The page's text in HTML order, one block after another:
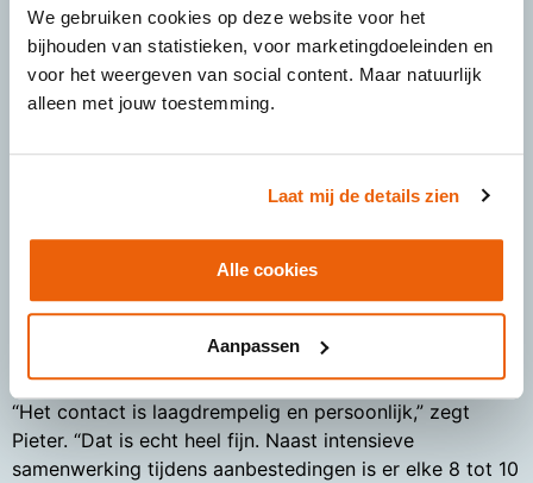
We gebruiken cookies op deze website voor het
bijhouden van statistieken, voor marketingdoeleinden en
voor het weergeven van social content. Maar natuurlijk
alleen met jouw toestemming.
Laat mij de details zien
Alle cookies
Aanpassen
Na EU-301 volgde EU-338: voor SPIE de belangrijkste
raamovereenkomst binnen de business unit. Momenteel
wordt uitgekeken naar de opvolger: EU-401. Het
behoud van de huidige toppositie vraagt om blijvende
scherpte. Juist in trajecten van deze omvang en
strategische waarde is een goed op elkaar ingespeelde
organisatie. En jullie begrijpen TenneT ook.” Inmiddels
sprake van een vast team: projectleider Joop de Haan
en planschrijver Nina Rens zijn nu structureel betrokken
“Het contact is laagdrempelig en persoonlijk,” zegt
Pieter. “Dat is echt heel fijn. Naast intensieve
samenwerking tijdens aanbestedingen is er elke 8 tot 10